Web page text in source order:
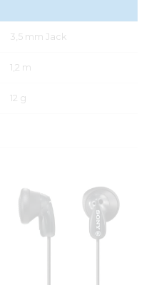
3,5 mm Jack
1,2 m
12 g